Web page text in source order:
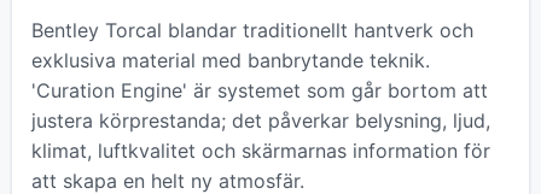
Bentley Torcal blandar traditionellt hantverk och
exklusiva material med banbrytande teknik.
'Curation Engine' är systemet som går bortom att
justera körprestanda; det påverkar belysning, ljud,
klimat, luftkvalitet och skärmarnas information för
att skapa en helt ny atmosfär.